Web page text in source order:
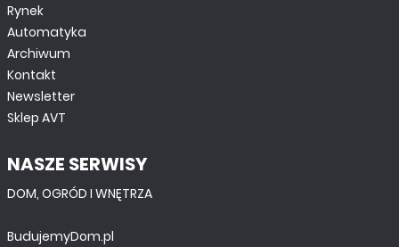
Rynek
Automatyka
Archiwum
Kontakt
Newsletter
Sklep AVT
NASZE SERWISY
DOM, OGRÓD I WNĘTRZA
BudujemyDom.pl